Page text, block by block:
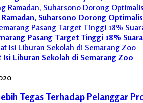
Ramadan, Suharsono Dorong
Pasang Target Tinggi 18%
Isi Liburan Sekolah di Semarang Zoo
Tegas Terhadap Pelanggar